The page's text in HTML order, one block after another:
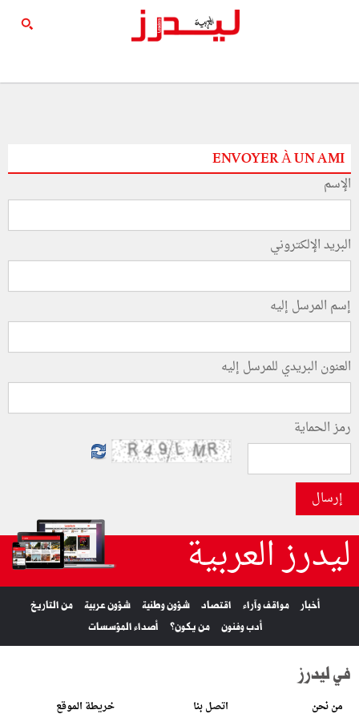
ENVOYER À UN AMI
الإسم
البريد الإلكتروني
إسم المرسل إليه
العنون البريدي للمرسل إليه
رمز الحماية
إرسال
ليدرز العربية
أخبار مواقف وآراء اقتصاد شؤون وطنية شؤون عربية
من التاريخ
أدب وفنون
من يكون؟ أصداء المؤسسات
في ليدرز
من نحن اتصل بنا خريطة الموقع